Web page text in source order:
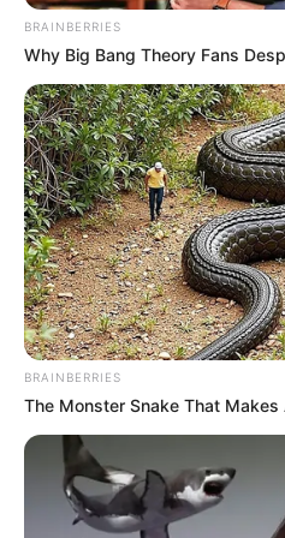
BRAINBERRIES
Why Big Bang Theory Fans
BRAINBERRIES
The Monster Snake That